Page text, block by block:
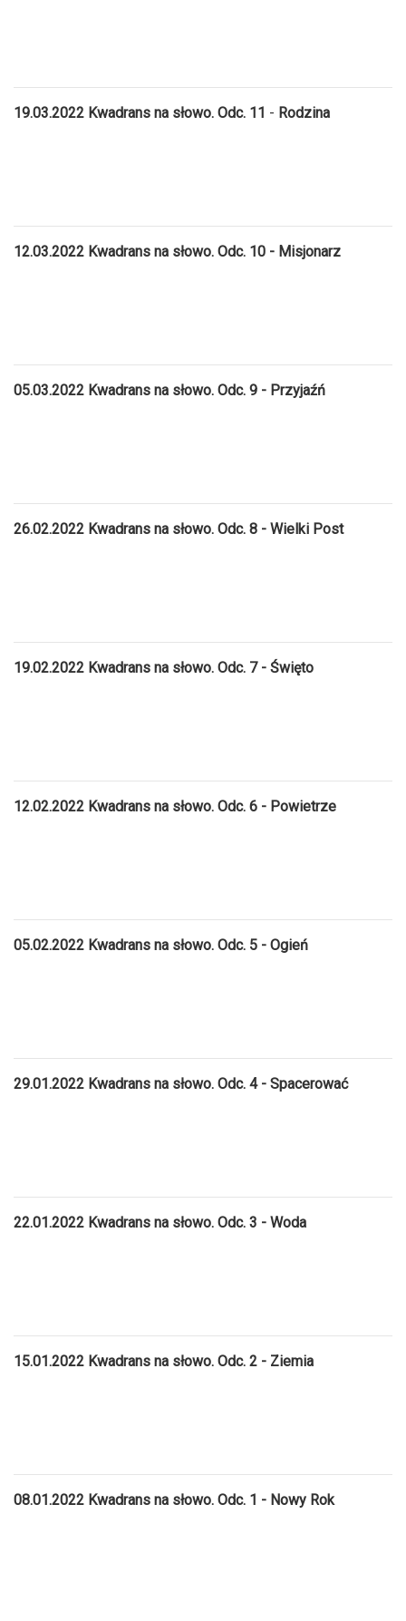
19.03.2022 Kwadrans na słowo. Odc. 11 - Rodzina
12.03.2022 Kwadrans na słowo. Odc. 10 - Misjonarz
05.03.2022 Kwadrans na słowo. Odc. 9 - Przyjaźń
26.02.2022 Kwadrans na słowo. Odc. 8 - Wielki Post
19.02.2022 Kwadrans na słowo. Odc. 7 - Święto
12.02.2022 Kwadrans na słowo. Odc. 6 - Powietrze
05.02.2022 Kwadrans na słowo. Odc. 5 - Ogień
29.01.2022 Kwadrans na słowo. Odc. 4 - Spacerować
22.01.2022 Kwadrans na słowo. Odc. 3 - Woda
15.01.2022 Kwadrans na słowo. Odc. 2 - Ziemia
08.01.2022 Kwadrans na słowo. Odc. 1 - Nowy Rok